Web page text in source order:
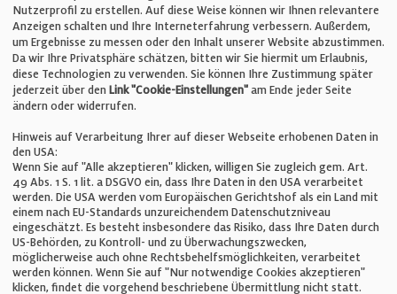
Unternehmen
Impressum
Cookie-Einstellungen
AGB
Nutzerprofil zu erstellen. Auf diese Weise können wir Ihnen relevantere
Anzeigen schalten und Ihre Interneterfahrung verbessern. Außerdem,
um Ergebnisse zu messen oder den Inhalt unserer Website abzustimmen.
Da wir Ihre Privatsphäre schätzen, bitten wir Sie hiermit um Erlaubnis,
diese Technologien zu verwenden. Sie können Ihre Zustimmung später
jederzeit über den Link "Cookie-Einstellungen" am Ende jeder Seite
ändern oder widerrufen.
Hinweis auf Verarbeitung Ihrer auf dieser Webseite erhobenen Daten in
den USA:
Wenn Sie auf "Alle akzeptieren" klicken, willigen Sie zugleich gem. Art.
49 Abs. 1 S. 1 lit. a DSGVO ein, dass Ihre Daten in den USA verarbeitet
werden. Die USA werden vom Europäischen Gerichtshof als ein Land mit
einem nach EU-Standards unzureichendem Datenschutzniveau
eingeschätzt. Es besteht insbesondere das Risiko, dass Ihre Daten durch
US-Behörden, zu Kontroll- und zu Überwachungszwecken,
möglicherweise auch ohne Rechtsbehelfsmöglichkeiten, verarbeitet
werden können. Wenn Sie auf "Nur notwendige Cookies akzeptieren"
klicken, findet die vorgehend beschriebene Übermittlung nicht statt.